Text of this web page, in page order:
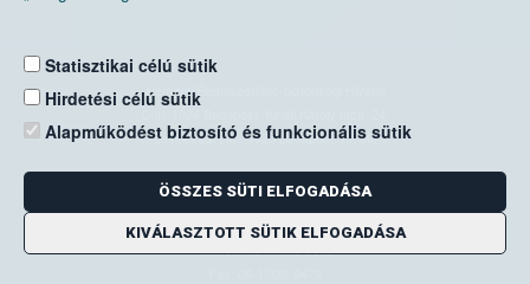
Statisztikai célú sütik
Hirdetési célú sütik
Alapműködést biztosító és funkcionális sütik
ÖSSZES SÜTI ELFOGADÁSA
KIVÁLASZTOTT SÜTIK ELFOGADÁSA
Nemzeti Élelmiszerlánc-biztonsági Hivatal
Levelezési cím: 1525 Budapest. Pf. 30.
E-mail:ugyfelszolgalat@nebih.gov.hu
Zöld szám: 06-80/263-244
Telefon: 06-1/ 336-9000